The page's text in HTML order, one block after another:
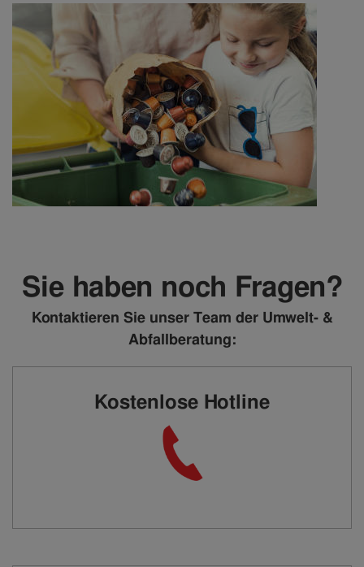
Sie haben noch Fragen?
Kontaktieren Sie unser Team der Umwelt- &
Abfallberatung:
Kostenlose Hotline